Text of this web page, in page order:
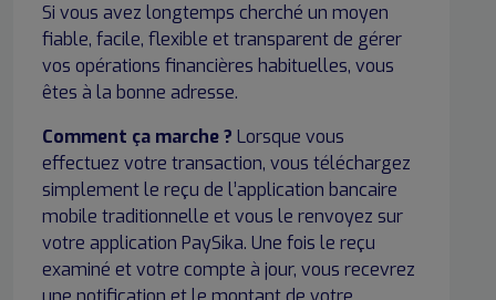
Si vous avez longtemps cherché un moyen
fiable, facile, flexible et transparent de gérer
vos opérations financières habituelles, vous
êtes à la bonne adresse.
Comment ça marche? Lorsque vous
effectuez votre transaction, vous téléchargez
simplement le reçu de l’application bancaire
mobile traditionnelle et vous le renvoyez sur
votre application PaySika. Une fois le reçu
examiné et votre compte à jour, vous recevrez